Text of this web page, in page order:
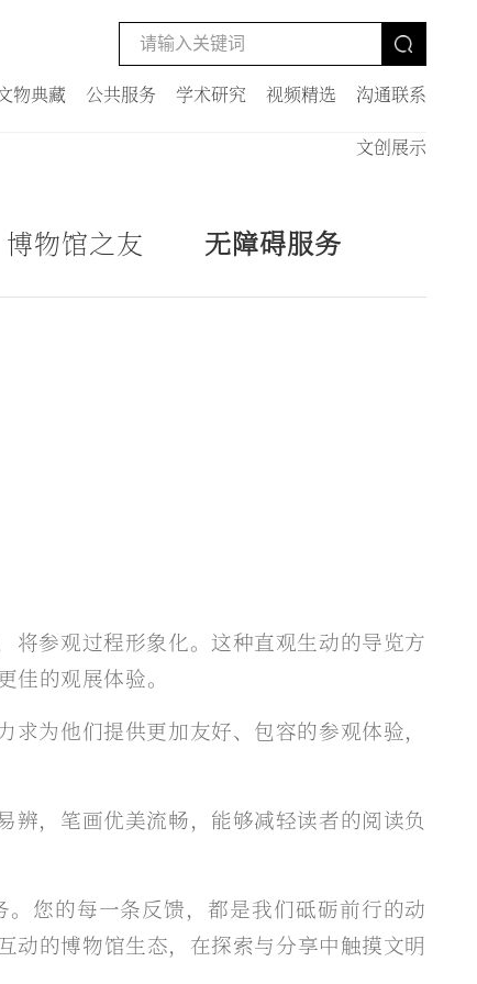
物典藏 公共服务 学术研究 视频精选 沟通联系
文创展示
博物馆之友 无障碍服务
将参观过程形象化。这种直观生动的导览方
的观展体验。
为他们提供更加友好、包容的参观体验，
，笔画优美流畅，能够减轻读者的阅读负
您的每一条反馈，都是我们砥砺前行的动
动的博物馆生态，在探索与分享中触摸文明